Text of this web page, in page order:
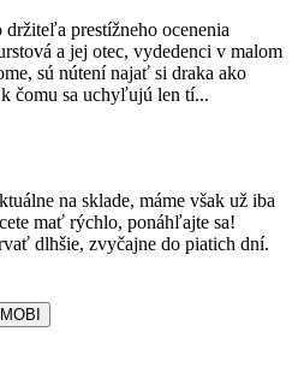
prestížneho ocenenia
a jej otec, vydedenci v malom
sú nútení najať si draka ako
čomu sa uchyľujú len tí...
na sklade, máme však už iba
mať rýchlo, ponáhľajte sa!
dlhšie, zvyčajne do piatich dní.
MOBI